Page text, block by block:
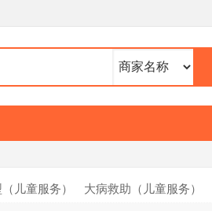
儿童服务） 大病救助（儿童服务）